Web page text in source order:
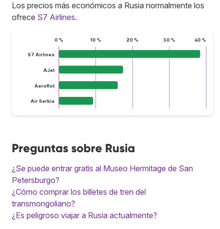
Los precios más económicos a Rusia normalmente los
ofrece S7 Airlines.
0 % 10 % 20 % 30 % 40 %
S7 Airlines
AJet
Aeroflot
Air Serbia
Preguntas sobre Rusia
¿Se puede entrar gratis al Museo Hermitage de San
Petersburgo?
¿Cómo comprar los billetes de tren del
transmongoliano?
¿Es peligroso viajar a Rusia actualmente?